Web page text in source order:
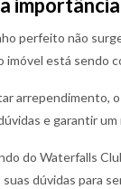
perfeito não
imóvel está sendo
arrependimento,
e garantir
do Waterfalls
dúvidas para